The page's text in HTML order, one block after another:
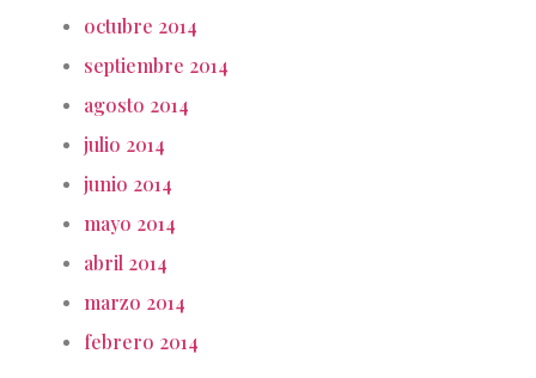
octubre 2014
septiembre 2014
agosto 2014
julio 2014
junio 2014
mayo 2014
abril 2014
marzo 2014
febrero 2014